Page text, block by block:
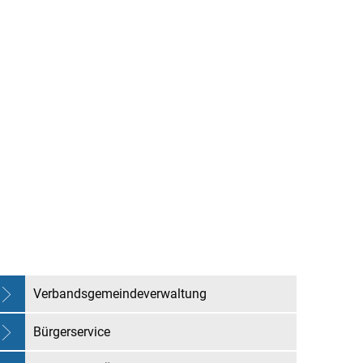
Verbandsgemeindeverwaltung
Bürgerservice